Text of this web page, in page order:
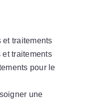
et traitements
et traitements
pour le
une